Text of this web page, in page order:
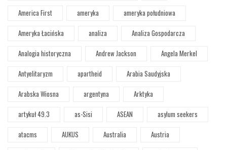
America First
ameryka
ameryka południowa
Ameryka Łacińska
analiza
Analiza Gospodarcza
Analogia historyczna
Andrew Jackson
Angela Merkel
Antyelitaryzm
apartheid
Arabia Saudyjska
Arabska Wiosna
argentyna
Arktyka
artykuł 49.3
as-Sisi ASEAN
asylum seekers
atacms
AUKUS Australia
Austria